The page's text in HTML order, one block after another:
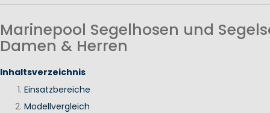
Marinepool Segelhosen und
Damen & Herren
Inhaltsverzeichnis
Einsatzbereiche
Modellvergleich